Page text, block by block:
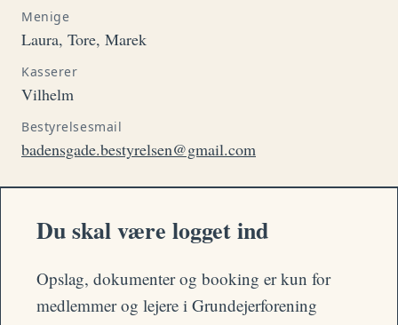
Menige
Laura, Tore, Marek
Kasserer
Vilhelm
Bestyrelsesmail
badensgade.bestyrelsen@gmail.com
Du skal være logget ind
Opslag, dokumenter og booking er kun for
medlemmer og lejere i Grundejerforening